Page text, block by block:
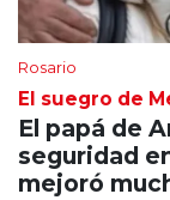
Rosario
El suegro de
El papá de
seguridad
mejoró